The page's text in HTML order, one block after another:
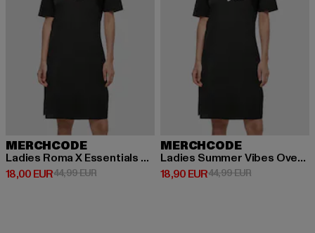
MERCHCODE
Ladies Roma X Essentials Oversized Slit Tee Dress
18,00 EUR
Derzeitiger Preis: 18,00 EUR
44,99 EURAktionspreis: 44,99 EUR
MERCHCODE
Ladies Summer Vibes Oversized Slit Tee
18,90 EUR
Derzeitiger Preis: 18,90 EUR
44,99 EURAktionspreis: